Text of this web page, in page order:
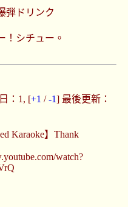
弾ドリンク
！シチュー。
：1, [+1 /-1] 最後更新：
Karaoke】Thank
watch?